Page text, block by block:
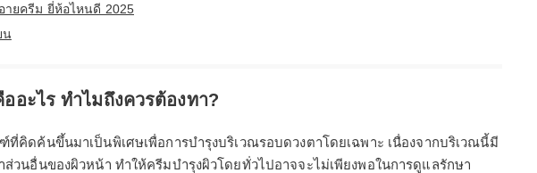
ยครีม ยี่ห้อไหนดี 2025
น
อะไร ทำไมถึงควรต้องทา?
คิดค้นขึ้นมาเป็นพิเศษเพื่อการบำรุงบริเวณรอบดวงตาโดยเฉพาะ เนื่องจากบริเวณนี้มี
วนอื่นของผิวหน้า ทำให้ครีมบำรุงผิวโดยทั่วไปอาจจะไม่เพียงพอในการดูแลรักษา